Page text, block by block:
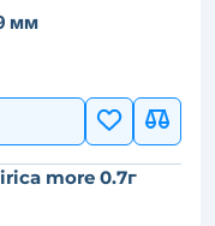
мм
more 0.7г